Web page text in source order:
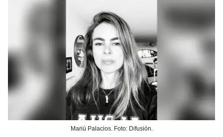
Mariú Palacios. Foto: Difusión.